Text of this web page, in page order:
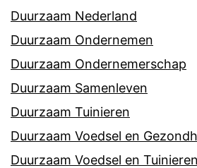
Duurzaam Nederland
Duurzaam Ondernemen
Duurzaam Ondernemerschap
Duurzaam Samenleven
Duurzaam Tuinieren
Duurzaam Voedsel en
Duurzaam Voedsel en Tuinieren